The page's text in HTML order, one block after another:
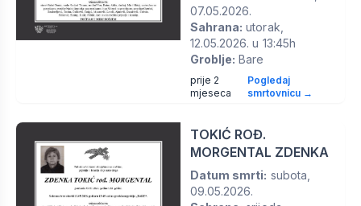
07.05.2026.
Sahrana: utorak,
12.05.2026. u 13:45h
Groblje: Bare
prije 2
mjeseca
Pogledaj
smrtovnicu →
TOKIĆ ROĐ.
MORGENTAL ZDENKA
Datum smrti: subota,
09.05.2026.